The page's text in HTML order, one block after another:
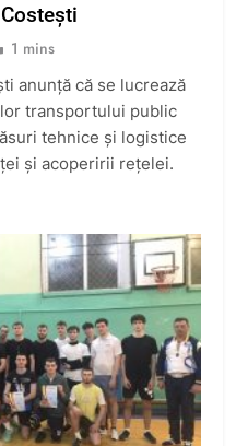
1 mins
anunță că se lucrează
transportului public
tehnice și logistice
și acoperirii rețelei.